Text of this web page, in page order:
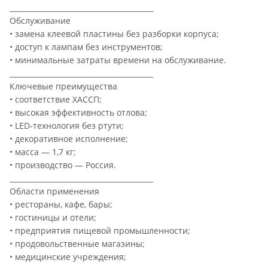
Обслуживание
• замена клеевой пластины без разборки корпуса;
• доступ к лампам без инструментов;
• минимальные затраты времени на обслуживание.
Ключевые преимущества
• соответствие ХАССП;
• высокая эффективность отлова;
• LED-технология без ртути;
• декоративное исполнение;
• масса — 1,7 кг;
• производство — Россия.
Области применения
• рестораны, кафе, бары;
• гостиницы и отели;
• предприятия пищевой промышленности;
• продовольственные магазины;
• медицинские учреждения;